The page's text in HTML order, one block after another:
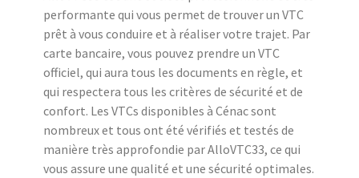
performante qui vous permet de trouver un VTC
prêt à vous conduire et à réaliser votre trajet. Par
carte bancaire, vous pouvez prendre un VTC
officiel, qui aura tous les documents en règle, et
qui respectera tous les critères de sécurité et de
confort. Les VTCs disponibles à Cénac sont
nombreux et tous ont été vérifiés et testés de
manière très approfondie par AlloVTC33, ce qui
vous assure une qualité et une sécurité optimales.